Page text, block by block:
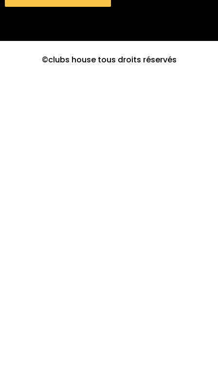
©clubs house tous droits réservés